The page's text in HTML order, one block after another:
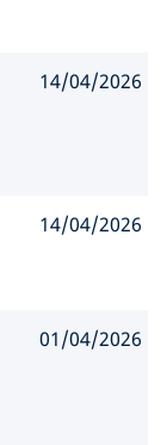
14/04/2026
14/04/2026
01/04/2026